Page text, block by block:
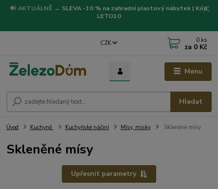
🔊 AKTUÁLNĚ → SLEVA -10 % na zahradní plastový nábytek | Kód:
LETO10
Menu
CZK
Hledat
0 ks
za 0 Kč
Úvod Kuchyně Kuchyňské náčiní Mísy, misky Skleněné mísy
Skleněné mísy
Upřesnit parametry